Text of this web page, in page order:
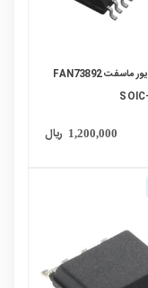
تراشه درایور ماسفت FAN73892
1,200,000 ریال